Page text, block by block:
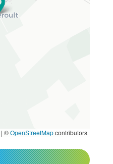
| ©OpenStreetMapcontributors